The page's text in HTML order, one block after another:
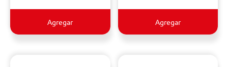
Agregar Agregar